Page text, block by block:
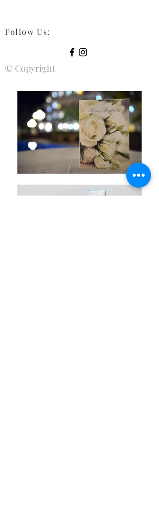
Follow Us:
© Copyright